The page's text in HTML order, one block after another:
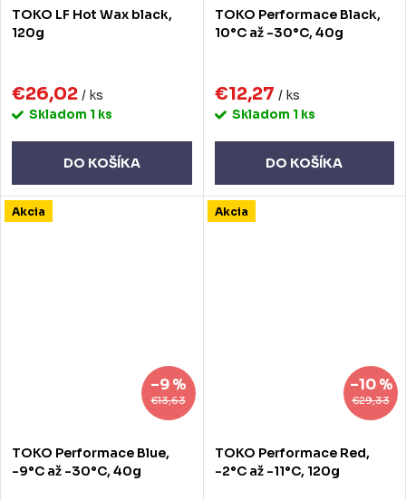
TOKO LF Hot Wax black,
120g
€26,02 / ks
Skladom 1 ks
DO KOŠÍKA
TOKO Performace Black,
10°C až -30°C, 40g
€12,27 / ks
Skladom 1 ks
DO KOŠÍKA
Akcia
€13,63
–9 %
TOKO Performace Blue,
-9°C až -30°C, 40g
Akcia
€29,33
–10 %
TOKO Performace Red,
-2°C až -11°C, 120g